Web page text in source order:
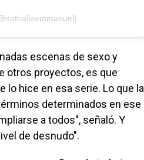
escenas de sexo y
otros proyectos, es que
lo hice en esa serie. Lo que la
determinados en ese
a todos", señaló. Y
de desnudo".